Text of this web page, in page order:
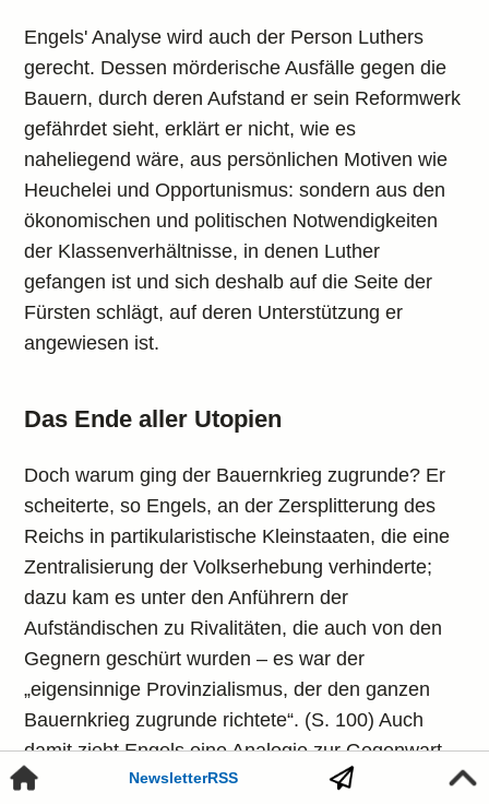
NewsletterRSS
Engels' Analyse wird auch der Person Luthers
gerecht. Dessen mörderische Ausfälle gegen die
Bauern, durch deren Aufstand er sein Reformwerk
gefährdet sieht, erklärt er nicht, wie es
naheliegend wäre, aus persönlichen Motiven wie
Heuchelei und Opportunismus: sondern aus den
ökonomischen und politischen Notwendigkeiten
der Klassenverhältnisse, in denen Luther
gefangen ist und sich deshalb auf die Seite der
Fürsten schlägt, auf deren Unterstützung er
angewiesen ist.
Das Ende aller Utopien
Doch warum ging der Bauernkrieg zugrunde? Er
scheiterte, so Engels, an der Zersplitterung des
Reichs in partikularistische Kleinstaaten, die eine
Zentralisierung der Volkserhebung verhinderte;
dazu kam es unter den Anführern der
Aufständischen zu Rivalitäten, die auch von den
Gegnern geschürt wurden – es war der
„eigensinnige Provinzialismus, der den ganzen
Bauernkrieg zugrunde richtete“. (S. 100) Auch
damit zieht Engels eine Analogie zur Gegenwart,
verbunden mit einer Attacke gegen die